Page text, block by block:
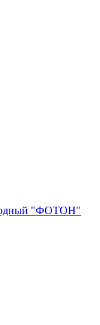
"ФОТОН"